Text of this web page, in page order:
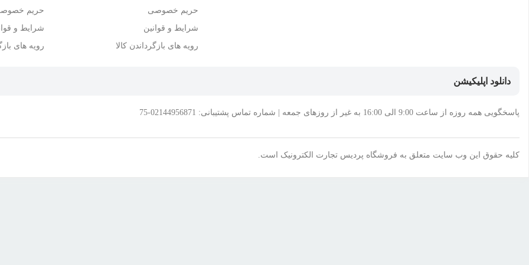
حریم خصوصی
شرایط و قوانین
رویه های بازگرداندن کالا
حریم
شرایط و
رویه های
دانلود اپلیکیشن
پاسخگویی همه روزه از ساعت 9:00 الی 16:00 به غیر از روزهای جمعه | شماره تماس پشتیبانی: 02144956871-75
کلیه حقوق این وب سایت متعلق به فروشگاه پردیس تجارت الکترونیک است.